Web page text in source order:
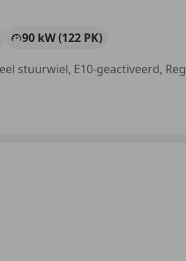
90 kW (122 PK)